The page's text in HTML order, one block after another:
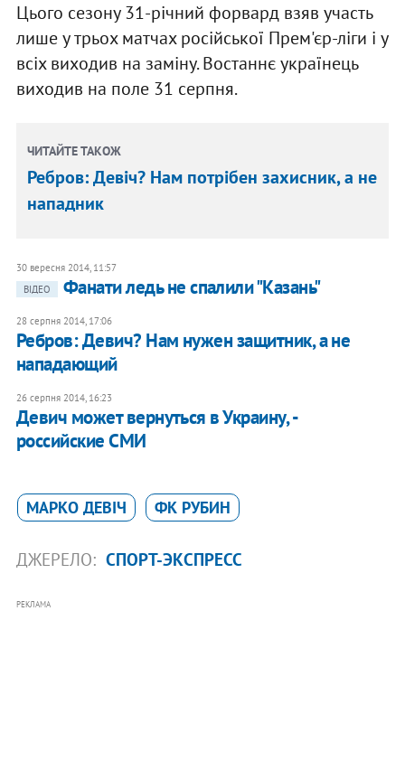
Цього сезону 31-річний форвард взяв участь
лише у трьох матчах російської Прем'єр-ліги і у
всіх виходив на заміну. Востаннє українець
виходив на поле 31 серпня.
ЧИТАЙТЕ ТАКОЖ
Ребров: Девіч? Нам потрібен захисник, а не
нападник
30 вересня 2014, 11:57
ВІДЕО
Фанати ледь не спалили "Казань"
28 серпня 2014, 17:06
Ребров: Девич? Нам нужен защитник, а не
нападающий
26 серпня 2014, 16:23
Девич может вернуться в Украину, -
российские СМИ
МАРКО ДЕВІЧ ФК РУБИН
ДЖЕРЕЛО: СПОРТ-ЭКСПРЕСС
РЕКЛАМА